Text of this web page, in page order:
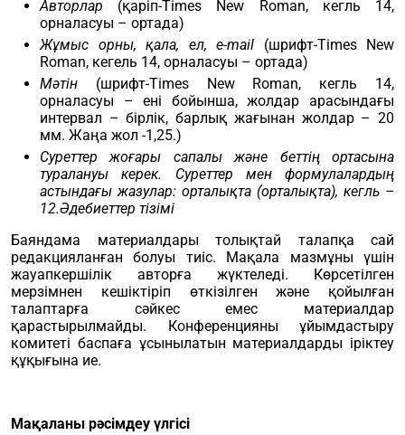
Авторлар (қаріп-Times New Roman, кегль 14,
орналасуы – ортада)
Жұмыс орны, қала, ел, e-mail (шрифт-Times New
Roman, кегель 14, орналасуы – ортада)
Мәтін (шрифт-Times New Roman, кегль 14,
орналасуы – ені бойынша, жолдар арасындағы
интервал – бірлік, барлық жағынан жолдар – 20
мм. Жаңа жол -1,25.)
Суреттер жоғары сапалы және беттің ортасына
туралануы керек. Суреттер мен формулалардың
астындағы жазулар: орталықта (орталықта), кегль –
12.Әдебиеттер тізімі
Баяндама материалдары толықтай талапқа сай
редакцияланған болуы тиіс. Мақала мазмұны үшін
жауапкершілік авторға жүктеледі. Көрсетілген
мерзімнен кешіктіріп өткізілген және қойылған
талаптарға сәйкес емес материалдар
қарастырылмайды. Конференцияны ұйымдастыру
комитеті баспаға ұсынылатын материалдарды іріктеу
құқығына ие.
Мақаланы рәсімдеу үлгісі